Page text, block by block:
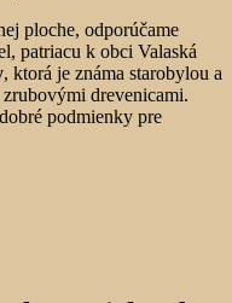
ploche, odporúčame
patriacu k obci Valaská
, ktorá je známa starobylou a
drevenicami.
podmienky pre